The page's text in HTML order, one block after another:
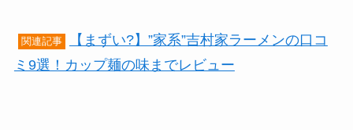
関連記事
【まずい?】”家系”吉村家ラーメンの口コ
ミ9選！カップ麺の味までレビュー